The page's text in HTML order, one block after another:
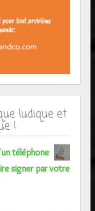
ludique et
!
téléphone
signer par votre